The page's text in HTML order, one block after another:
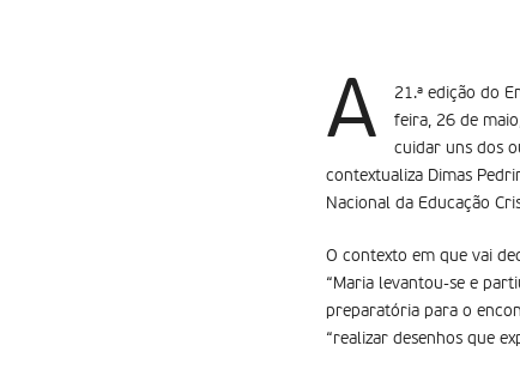
A
21.ª edição do
feira, 26 de
cuidar uns dos
contextualiza Dimas
Nacional da Educação
O contexto em que vai
“Maria levantou-se e
preparatória para o
“realizar desenhos que